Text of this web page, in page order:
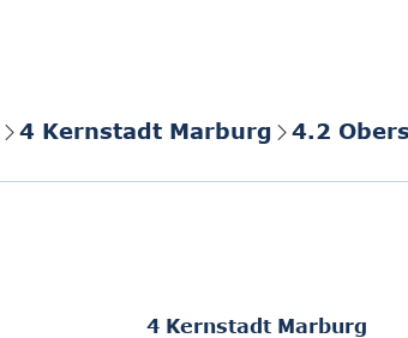
4 Kernstadt Marburg 4.2
4 Kernstadt Marburg